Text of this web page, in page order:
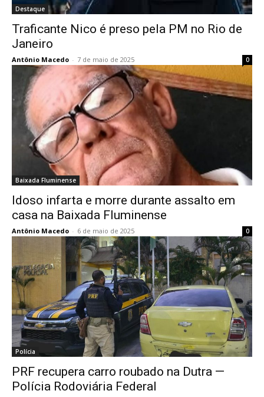
Destaque
Traficante Nico é preso pela PM no Rio de
Janeiro
Antônio Macedo - 7 de maio de 2025 0
Baixada Fluminense
Idoso infarta e morre durante assalto em
casa na Baixada Fluminense
Antônio Macedo - 6 de maio de 2025 0
Polícia
PRF recupera carro roubado na Dutra —
Polícia Rodoviária Federal